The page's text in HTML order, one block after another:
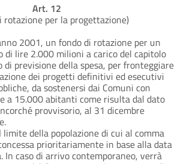
Art. 12
rotazione per la progettazione)
2001, un fondo di rotazione per un
di lire 2.000 milioni a carico del capitolo
previsione della spesa, per fronteggiare
dei progetti definitivi ed esecutivi
da sostenersi dai Comuni con
a 15.000 abitanti come risulta dal dato
provvisorio, al 31 dicembre
della popolazione di cui al comma
prioritariamente in base alla data
In caso di arrivo contemporaneo, verrà